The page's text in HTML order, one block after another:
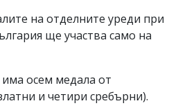
на отделните уреди при
ще участва само на
осем медала от
и четири сребърни).